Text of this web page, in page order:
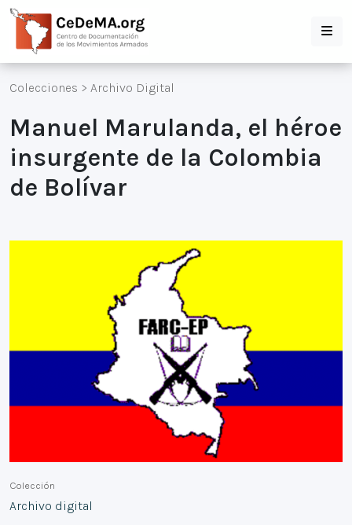
Colecciones > Archivo Digital
Manuel Marulanda, el héroe
insurgente de la Colombia
de Bolívar
Colección
Archivo digital